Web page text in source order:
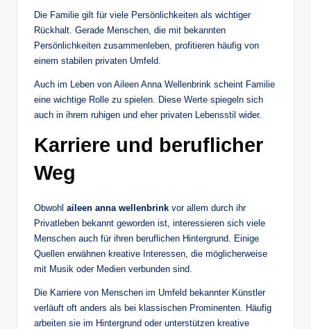
Die Familie gilt für viele Persönlichkeiten als wichtiger
Rückhalt. Gerade Menschen, die mit bekannten
Persönlichkeiten zusammenleben, profitieren häufig von
einem stabilen privaten Umfeld.
Auch im Leben von Aileen Anna Wellenbrink scheint Familie
eine wichtige Rolle zu spielen. Diese Werte spiegeln sich
auch in ihrem ruhigen und eher privaten Lebensstil wider.
Karriere und beruflicher
Weg
Obwohl aileen anna wellenbrink vor allem durch ihr
Privatleben bekannt geworden ist, interessieren sich viele
Menschen auch für ihren beruflichen Hintergrund. Einige
Quellen erwähnen kreative Interessen, die möglicherweise
mit Musik oder Medien verbunden sind.
Die Karriere von Menschen im Umfeld bekannter Künstler
verläuft oft anders als bei klassischen Prominenten. Häufig
arbeiten sie im Hintergrund oder unterstützen kreative